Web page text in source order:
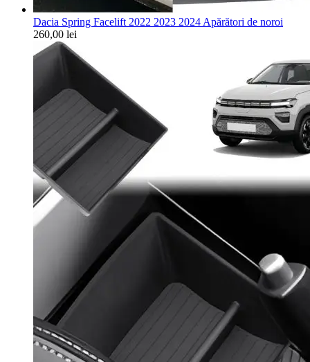
Dacia Spring Facelift 2022 2023 2024 Apărători de noroi
260,00 lei